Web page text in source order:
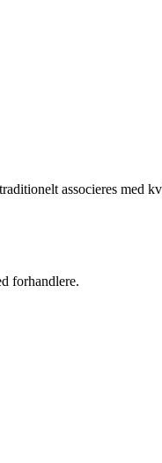
associeres med
forhandlere.